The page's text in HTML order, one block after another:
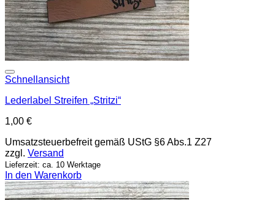
Schnellansicht
Lederlabel Streifen „Stritzi“
1,00 €
Umsatzsteuerbefreit gemäß UStG §6 Abs.1 Z27
zzgl. Versand
Lieferzeit: ca. 10 Werktage
In den Warenkorb